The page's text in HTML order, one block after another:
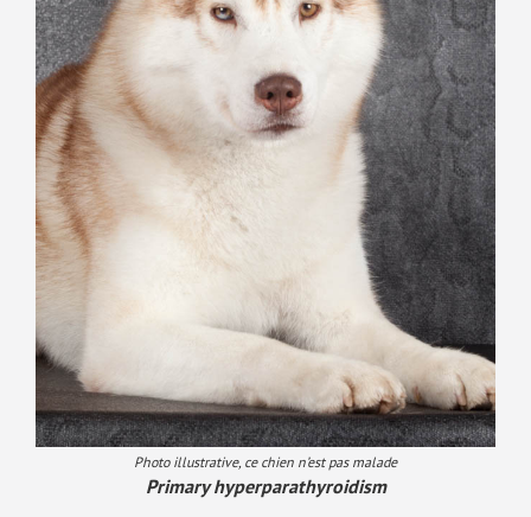
Photo illustrative, ce chien n’est pas malade
Primary hyperparathyroidism